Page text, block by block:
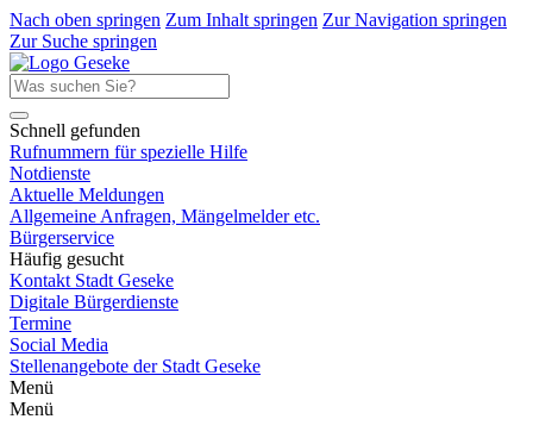
Nach oben springen Zum Inhalt springen Zur Navigation springen
Zur Suche springen
Schnell gefunden
Rufnummern für spezielle Hilfe
Notdienste
Aktuelle Meldungen
Allgemeine Anfragen, Mängelmelder etc.
Bürgerservice
Häufig gesucht
Kontakt Stadt Geseke
Digitale Bürgerdienste
Termine
Social Media
Stellenangebote der Stadt Geseke
Menü
Menü